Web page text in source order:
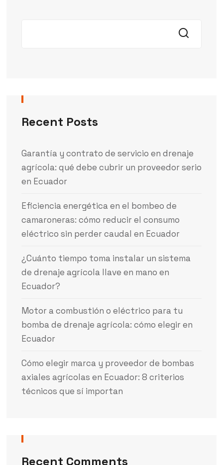
Recent Posts
Garantía y contrato de servicio en drenaje
agrícola: qué debe cubrir un proveedor serio
en Ecuador
Eficiencia energética en el bombeo de
camaroneras: cómo reducir el consumo
eléctrico sin perder caudal en Ecuador
¿Cuánto tiempo toma instalar un sistema
de drenaje agrícola llave en mano en
Ecuador?
Motor a combustión o eléctrico para tu
bomba de drenaje agrícola: cómo elegir en
Ecuador
Cómo elegir marca y proveedor de bombas
axiales agrícolas en Ecuador: 8 criterios
técnicos que sí importan
Recent Comments